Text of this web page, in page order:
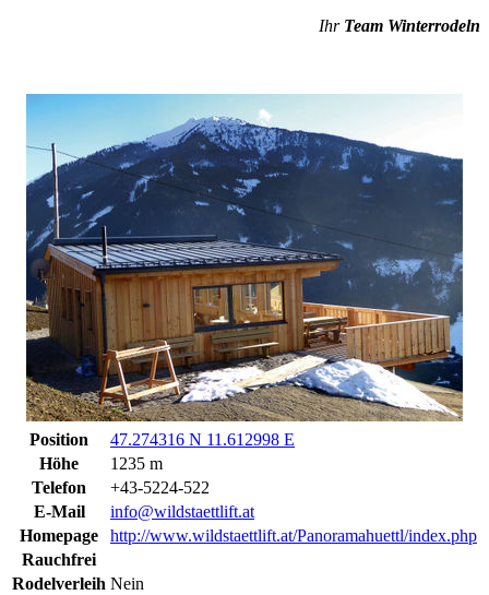
Ihr Team Winterrodeln
Position
47.274316 N 11.612998 E
Höhe
1235 m
Telefon
+43-5224-522
E-Mail
info@wildstaettlift.at
Homepage
http://www.wildstaettlift.at/Panoramahuettl/index.php
Rauchfrei
Rodelverleih Nein